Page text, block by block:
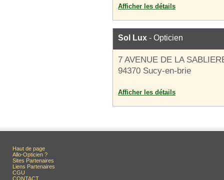
Afficher les détails
Sol Lux - Opticien
7 AVENUE DE LA
94370 Sucy-en-brie
Afficher les détails
Haut de page
Allo-Opticien ?
Sites Partenaires
Liens Partenaires
CGU
CONTACT